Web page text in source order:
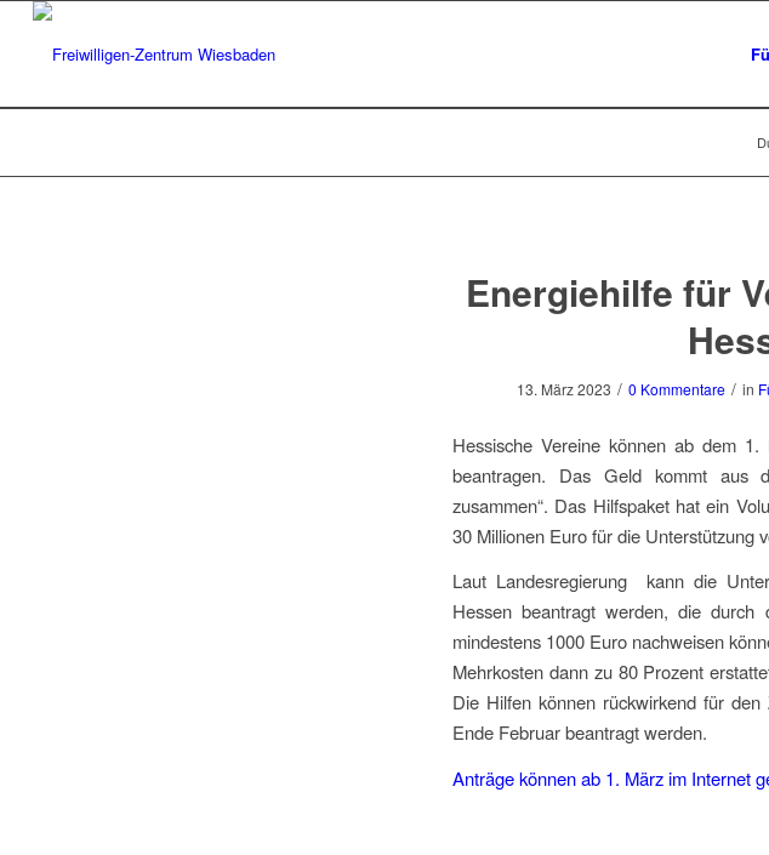
Energiehilfe für
13. März 2023 / 0 Kommentare / in
Hessische Vereine können ab dem
beantragen. Das Geld kommt aus
zusammen“. Das Hilfspaket hat ein
30 Millionen Euro für die Unterstützung
Laut Landesregierung kann die
Hessen beantragt werden, die durch
mindestens 1000 Euro nachweisen
Mehrkosten dann zu 80 Prozent
Die Hilfen können rückwirkend für
Ende Februar beantragt werden.
Anträge können ab 1. März im Internet